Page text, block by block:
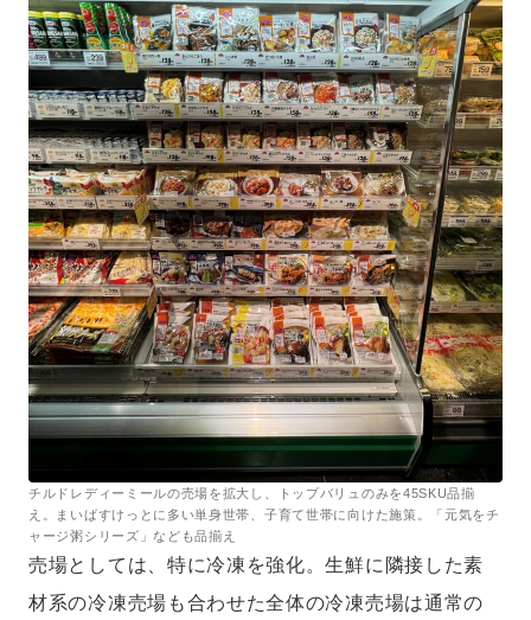
チルドレディーミールの売場を拡大し、トップバリュのみを45SKU品揃
え。まいばすけっとに多い単身世帯、子育て世帯に向けた施策。「元気をチ
ャージ粥シリーズ」なども品揃え
売場としては、特に冷凍を強化。生鮮に隣接した素
材系の冷凍売場も合わせた全体の冷凍売場は通常の